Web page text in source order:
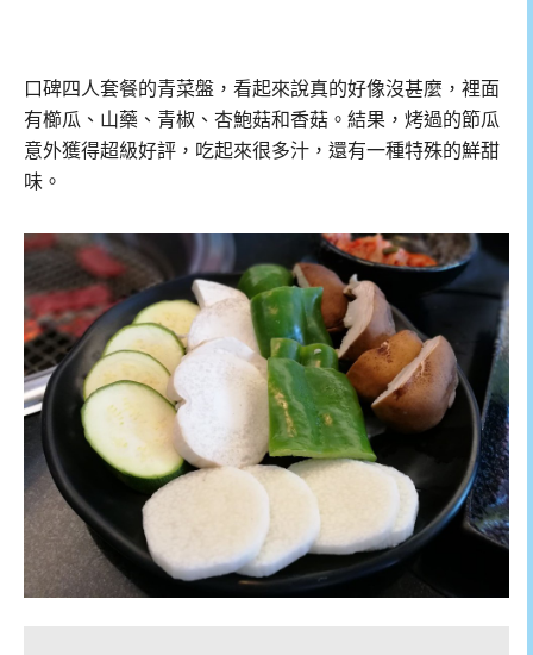
口碑四人套餐的青菜盤，看起來說真的好像沒甚麼，裡面
有櫛瓜、山藥、青椒、杏鮑菇和香菇。結果，烤過的節瓜
意外獲得超級好評，吃起來很多汁，還有一種特殊的鮮甜
味。